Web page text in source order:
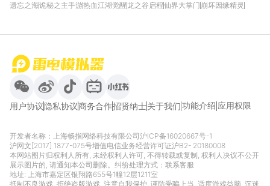
遗忘之海诡秘之主手游热血江湖觉醒龙之谷启程仙界大掌门 崩坏因缘精灵
用户协议隐私协议商务合作招贤纳士关于我们功能介绍 应用权限
开发者名称：上海畅指网络科技有限公司沪ICP备16020667号-1
沪网文[2017] 1877-075号增值电信业务经营许可证沪B2- 20180008
本网站图片归权利人所有, 未经权利人许可, 不得转载或复制, 权利人决议不公开
展示图片的, 请通知本公司删除。纠纷处理方式： 联系客服
地址: 上海市嘉定区银翔路655号1幢12层1211室
抵制不良游戏, 拒绝盗版游戏, 注意自我保护, 谨防受骗上当, 适度游戏益脑, 沉迷
首页
微信
微博 抖音 哔哩哔哩